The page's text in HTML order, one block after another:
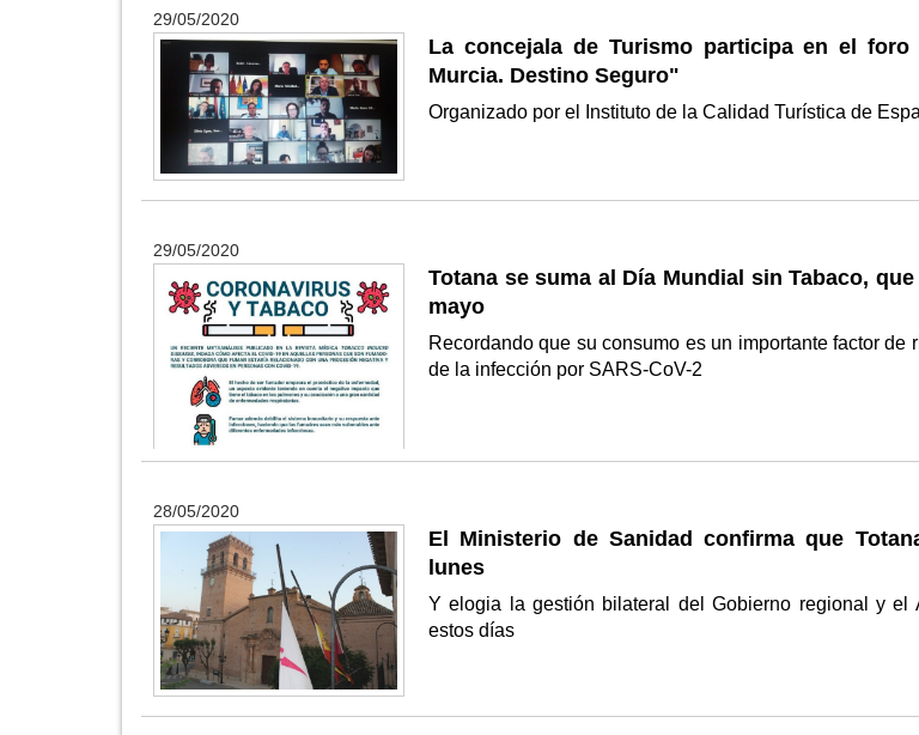
29/05/2020
La concejala de Turismo participa en el
Murcia. Destino Seguro"
Organizado por el Instituto de la Calidad Turística de
29/05/2020
Totana se suma al Día Mundial sin Tabaco,
mayo
Recordando que su consumo es un importante factor de
de la infección por SARS-CoV-2
28/05/2020
El Ministerio de Sanidad confirma que
lunes
Y elogia la gestión bilateral del Gobierno regional y el
estos días